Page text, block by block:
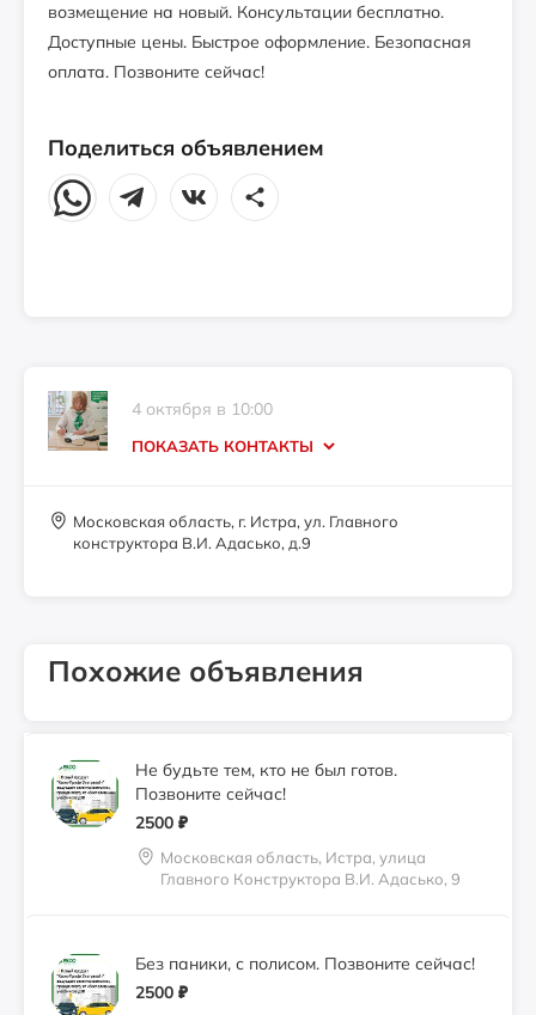
возмещение на новый. Консультации бесплатно.
Доступные цены. Быстрое оформление. Безопасная
оплата. Позвоните сейчас!
Поделиться объявлением
4 октября в 10:00
ПОКАЗАТЬ КОНТАКТЫ
Московская область, г. Истра, ул. Главного
конструктора В.И. Адасько, д.9
Похожие объявления
Уверенность в своей защите. Позвоните
Всякое случается на дороге... Позвоните
2500₽
Главного Конструктора В.И. Адасько, 9
истра
Не будьте тем, кто не был готов.
Позвоните сейчас!
2500 ₽
Московская область, Истра, улица
Главного Конструктора В.И. Адасько, 9
Без паники, с полисом. Позвоните сейчас!
2500 ₽